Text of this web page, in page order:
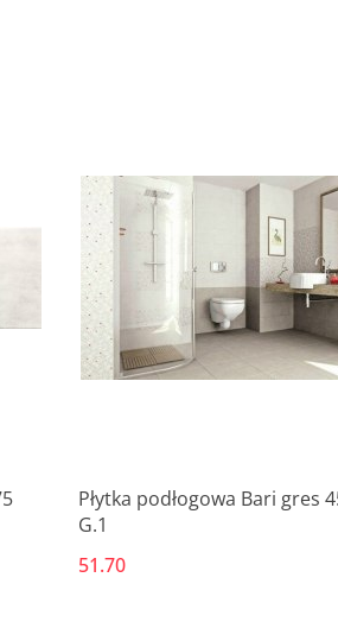
Produkt niedostępny
Płytka podłogowa Bari gres
G.1
51.70